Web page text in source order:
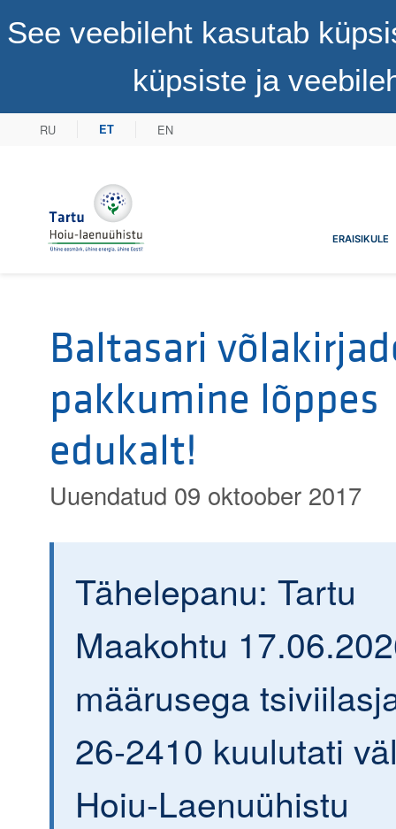
See veebileht kasutab
küpsiste ja
RU ET EN
Tartu Hoiu-laenuühistuERAISIKULE
Baltasari
pakkumine lõppes
edukalt!
Uuendatud 09 oktoober 2017
Tähelepanu: Tartu
Maakohtu
määrusega
26-2410 kuulutati
Hoiu-Laenuühistu